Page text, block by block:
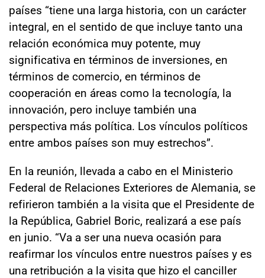
países “tiene una larga historia, con un carácter
integral, en el sentido de que incluye tanto una
relación económica muy potente, muy
significativa en términos de inversiones, en
términos de comercio, en términos de
cooperación en áreas como la tecnología, la
innovación, pero incluye también una
perspectiva más política. Los vínculos políticos
entre ambos países son muy estrechos”.
En la reunión, llevada a cabo en el Ministerio
Federal de Relaciones Exteriores de Alemania, se
refirieron también a la visita que el Presidente de
la República, Gabriel Boric, realizará a ese país
en junio. “Va a ser una nueva ocasión para
reafirmar los vínculos entre nuestros países y es
una retribución a la visita que hizo el canciller